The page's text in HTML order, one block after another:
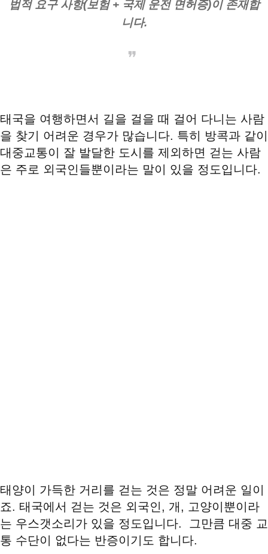
법적 요구 사항(보험 + 국제 운전 면허증)이 존재합
니다.
태국을 여행하면서 길을 걸을 때 걸어 다니는 사람
을 찾기 어려운 경우가 많습니다. 특히 방콕과 같이
대중교통이 잘 발달한 도시를 제외하면 걷는 사람
은 주로 외국인들뿐이라는 말이 있을 정도입니다.
태양이 가득한 거리를 걷는 것은 정말 어려운 일이
죠. 태국에서 걷는 것은 외국인, 개, 고양이뿐이라
는 우스갯소리가 있을 정도입니다. 그만큼 대중 교
통 수단이 없다는 반증이기도 합니다.